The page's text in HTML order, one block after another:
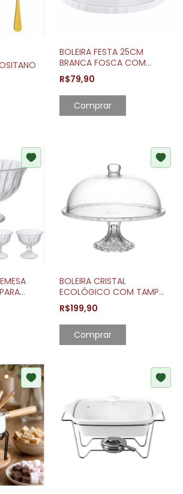
BOLEIRA FESTA 25CM
BRANCA FOSCA COM
CUPULA ACRILICA
TRANSPARENTE
R$79,90
BOLEIRA CRISTAL
ECOLÓGICO COM TAMPA
DIAMOND 31CM
R$199,90